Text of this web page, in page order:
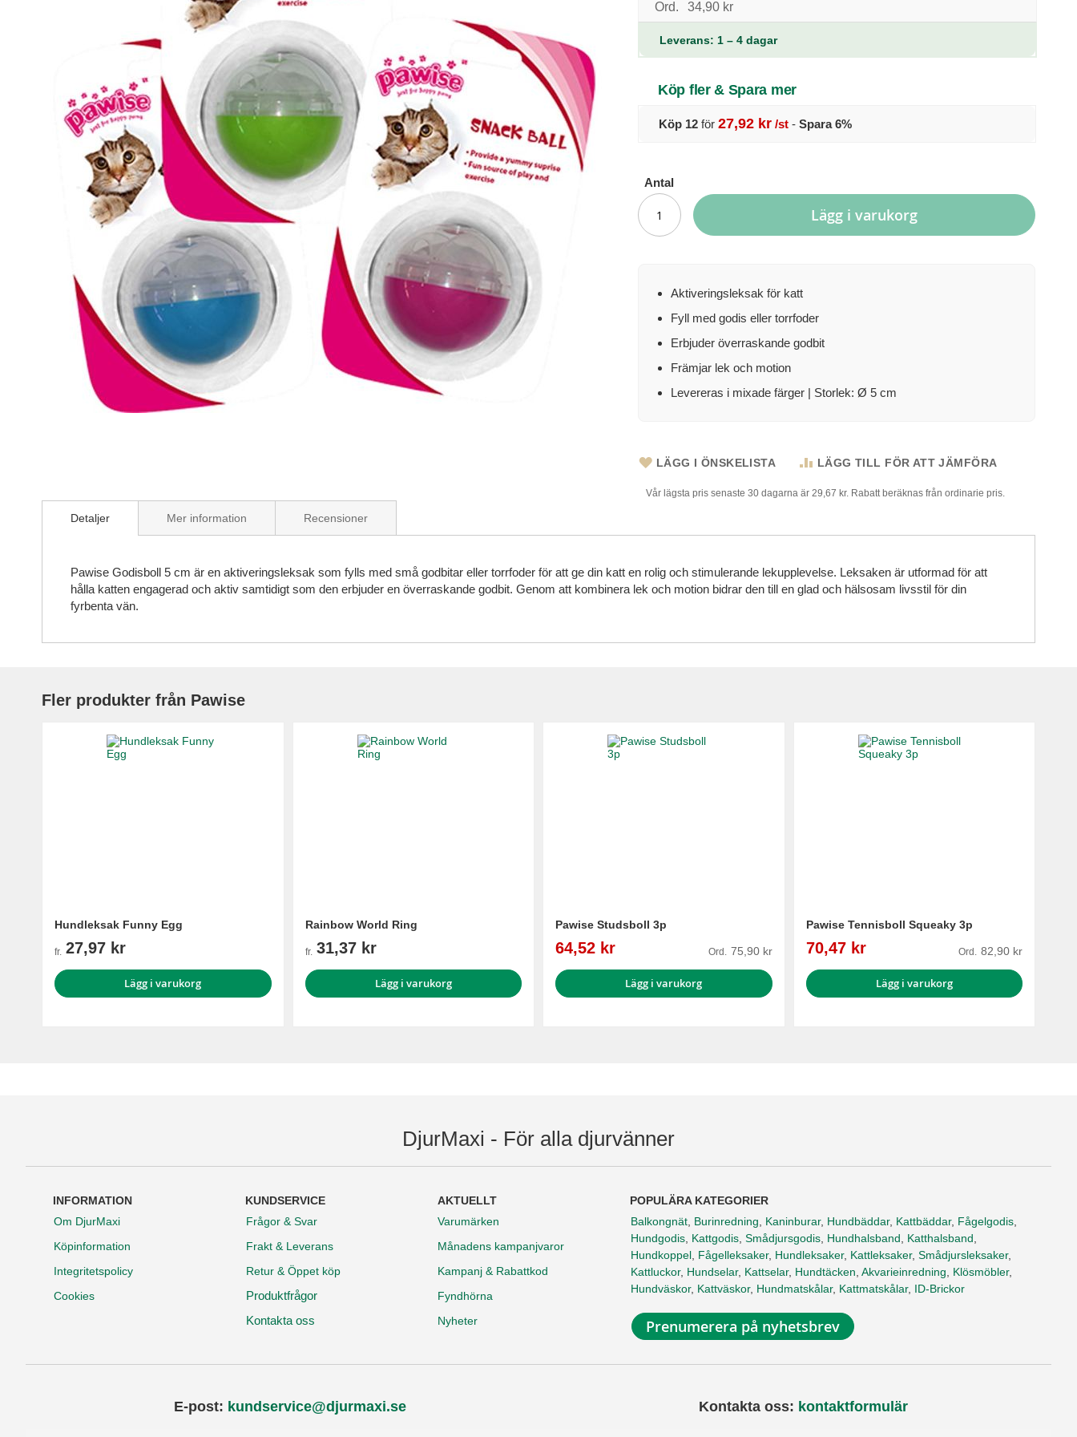
the
images
Ord. 34,90 kr
Leverans: 1 – 4 dagar
Köp fler & Spara mer
Köp 12 för 27,92 kr /st - Spara6%
Antal
Lägg i varukorg
Aktiveringsleksak för katt
Fyll med godis eller torrfoder
Erbjuder överraskande godbit
Främjar lek och motion
Levereras i mixade färger | Storlek: Ø 5 cm
LÄGG I ÖNSKELISTA LÄGG TILL FÖR ATT JÄMFÖRA
Vår lägsta pris senaste 30 dagarna är 29,67 kr. Rabatt beräknas från ordinarie pris.
Detaljer
Pawise Godisboll 5 cm är en aktiveringsleksak som fylls med små godbitar eller torrfoder för att ge din katt en rolig och stimulerande lekupplevelse. Leksaken är utformad för att
hålla katten engagerad och aktiv samtidigt som den erbjuder en överraskande godbit. Genom att kombinera lek och motion bidrar den till en glad och hälsosam livsstil för din
fyrbenta vän.
Mer information Recensioner
Fler produkter från Pawise
Hundleksak Funny Egg
fr. 27,97 kr
Lägg i varukorg
Rainbow World Ring
fr. 31,37 kr
Lägg i varukorg
Pawise Studsboll 3p
Reapris
64,52 kr Ord. 75,90 kr
Lägg i varukorg
Pawise Tennisboll Squeaky 3p
Reapris
70,47 kr Ord. 82,90 kr
Lägg i varukorg
DjurMaxi - För alla djurvänner
INFORMATION
Om DjurMaxi
Köpinformation
Integritetspolicy
Cookies
KUNDSERVICE
Frågor & Svar
Frakt & Leverans
Retur & Öppet köp
Produktfrågor
Kontakta oss
AKTUELLT
Varumärken
Månadens kampanjvaror
Kampanj & Rabattkod
Fyndhörna
Nyheter
POPULÄRA KATEGORIER
Balkongnät Burinredning Kaninburar, Hundbäddar, Kattbäddar, Fågelgodis
Hundgodis Kattgodis Smådjursgodis Hundhalsband Katthalsband
Hundkoppel Fågelleksaker, Hundleksaker, Kattleksaker, Smådjursleksaker,
Kattluckor, Hundselar, Kattselar, Hundtäcken Akvarieinredning Klösmöbler,
Hundväskor, Kattväskor, Hundmatskålar, Kattmatskålar, ID-Brickor
Prenumerera på nyhetsbrev
E-post: kundservice@djurmaxi.se Kontakta oss: kontaktformulär